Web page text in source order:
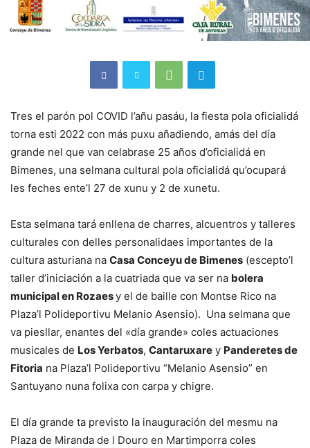
Tres el parón pol COVID l’añu pasáu, la fiesta pola oficialidá
torna esti 2022 con más puxu añadiendo, amás del día
grande nel que van celabrase 25 años d’oficialidá en
Bimenes, una selmana cultural pola oficialidá qu’ocupará
les feches ente’l 27 de xunu y 2 de xunetu.
Esta selmana tará enllena de charres, alcuentros y talleres
culturales con delles personalidaes importantes de la
cultura asturiana na Casa Conceyu de Bimenes (escepto’l
taller d’iniciación a la cuatriada que va ser na bolera
municipal en Rozaesy el de baille con Montse Rico na
Plaza’l Polideportivu Melanio Asensio). Una selmana que
va piesllar, enantes del «día grande» coles actuaciones
musicales de Los Yerbatos, Cantaruxare y Panderetes de
Fitoria na Plaza’l Polideportivu “Melanio Asensio” en
Santuyano nuna folixa con carpa y chigre.
El día grande ta previsto la inauguración del mesmu na
Plaza de Miranda de l Douro en Martimporra coles